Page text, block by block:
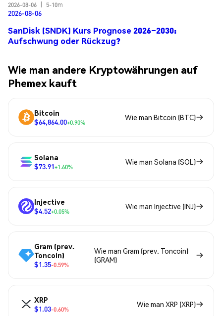
2026-08-06
5-10m
2026-08-06
SanDisk (SNDK) Kurs Prognose 2026–2030:
Aufschwung oder Rückzug?
Wie man andere Kryptowährungen auf
Phemex kauft
Bitcoin
$64,864.00+0.90%
Wie man Bitcoin (BTC)
Solana
$73.91+1.60%
Wie man Solana (SOL)
Injective
$4.52+0.05%
Wie man Injective (INJ)
Gram (prev.
Toncoin)
$1.35-0.59%
Wie man Gram (prev. Toncoin)
(GRAM)
XRP
$1.03-0.60%
Wie man XRP (XRP)